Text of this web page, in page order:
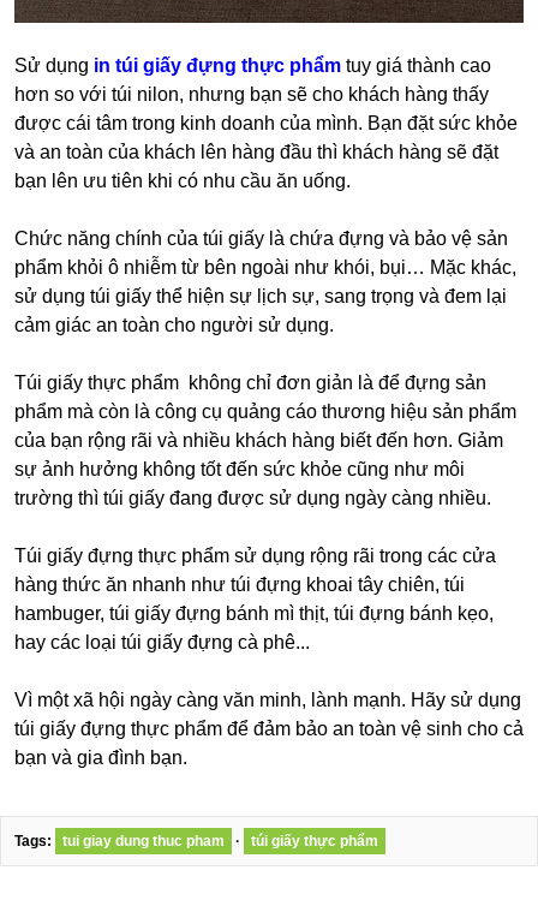
Sử dụng in túi giấy đựng thực phẩm tuy giá thành cao
hơn so với túi nilon, nhưng bạn sẽ cho khách hàng thấy
được cái tâm trong kinh doanh của mình. Bạn đặt sức khỏe
và an toàn của khách lên hàng đầu thì khách hàng sẽ đặt
bạn lên ưu tiên khi có nhu cầu ăn uống.
Chức năng chính của túi giấy là chứa đựng và bảo vệ sản
phẩm khỏi ô nhiễm từ bên ngoài như khói, bụi… Mặc khác,
sử dụng túi giấy thể hiện sự lịch sự, sang trọng và đem lại
cảm giác an toàn cho người sử dụng.
Túi giấy thực phẩm không chỉ đơn giản là để đựng sản
phẩm mà còn là công cụ quảng cáo thương hiệu sản phẩm
của bạn rộng rãi và nhiều khách hàng biết đến hơn. Giảm
sự ảnh hưởng không tốt đến sức khỏe cũng như môi
trường thì túi giấy đang được sử dụng ngày càng nhiều.
Túi giấy đựng thực phẩm sử dụng rộng rãi trong các cửa
hàng thức ăn nhanh như túi đựng khoai tây chiên, túi
hambuger, túi giấy đựng bánh mì thịt, túi đựng bánh kẹo,
hay các loại túi giấy đựng cà phê...
Vì một xã hội ngày càng văn minh, lành mạnh. Hãy sử dụng
túi giấy đựng thực phẩm để đảm bảo an toàn vệ sinh cho cả
bạn và gia đình bạn.
Tags: tui giay dung thuc pham · túi giấy thực phẩm